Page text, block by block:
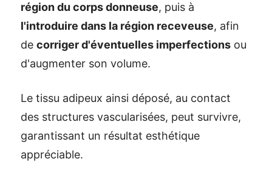
région du corps donneuse, puis à
l'introduire dans la région receveuse, afin
de corriger d'éventuelles imperfections ou
d'augmenter son volume.
Le tissu adipeux ainsi déposé, au contact
des structures vascularisées, peut survivre,
garantissant un résultat esthétique
appréciable.